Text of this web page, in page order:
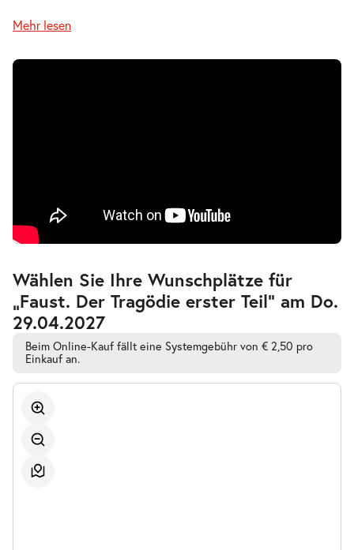
Faust. Der Tragödie erster Teil-
Mi.
Mi. 28.04.2027
10:30–12:50 Uhr
Mehr lesen
Wählen Sie Ihre Wunschplätze für
„Faust. Der Tragödie erster Teil” am Do.
29.04.2027
Beim Online-Kauf fällt eine Systemgebühr von € 2,50 pro
Einkauf an.
Zur
barrierefreien
automatischen
Bestplatzwahl